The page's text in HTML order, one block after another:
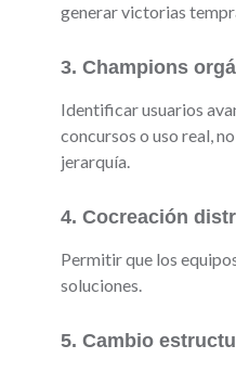
generar victorias
3. Champions
Identificar usuarios
concursos o uso real,
jerarquía.
4. Cocreación
Permitir que los
soluciones.
5. Cambio